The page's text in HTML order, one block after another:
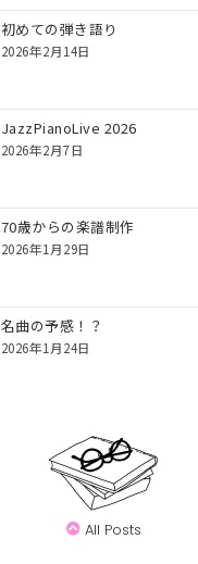
初めての弾き語り
2026年2月14日
JazzPianoLive 2026
2026年2月7日
70歳からの楽譜制作
2026年1月29日
名曲の予感！？
2026年1月24日
All Posts